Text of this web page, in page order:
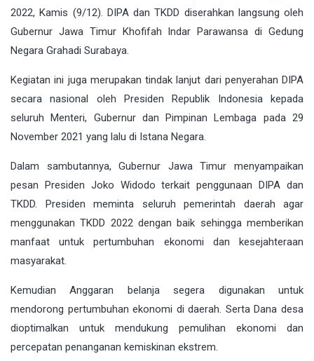
2022, Kamis (9/12). DIPA dan TKDD diserahkan langsung oleh
Gubernur Jawa Timur Khofifah Indar Parawansa di Gedung
Negara Grahadi Surabaya.
Kegiatan ini juga merupakan tindak lanjut dari penyerahan DIPA
secara nasional oleh Presiden Republik Indonesia kepada
seluruh Menteri, Gubernur dan Pimpinan Lembaga pada 29
November 2021 yang lalu di Istana Negara.
Dalam sambutannya, Gubernur Jawa Timur menyampaikan
pesan Presiden Joko Widodo terkait penggunaan DIPA dan
TKDD. Presiden meminta seluruh pemerintah daerah agar
menggunakan TKDD 2022 dengan baik sehingga memberikan
manfaat untuk pertumbuhan ekonomi dan kesejahteraan
masyarakat.
Kemudian Anggaran belanja segera digunakan untuk
mendorong pertumbuhan ekonomi di daerah. Serta Dana desa
dioptimalkan untuk mendukung pemulihan ekonomi dan
percepatan penanganan kemiskinan ekstrem.